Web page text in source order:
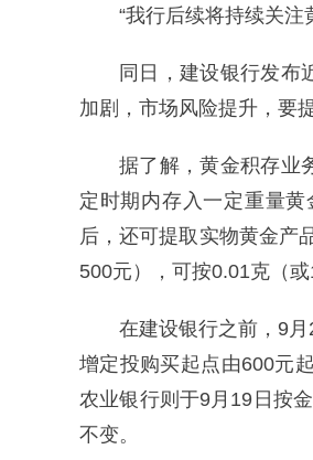
“我行后续将持续关注
同日，建设银行发布
加剧，市场风险提升，要
据了解，黄金积存业
定时期内存入一定重量
后，还可提取实物黄金产
500元），可按0.01克（或
在建设银行之前，9
增定投购买起点由600元
农业银行则于9月19日按
不变。